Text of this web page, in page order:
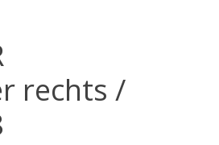
rechts /